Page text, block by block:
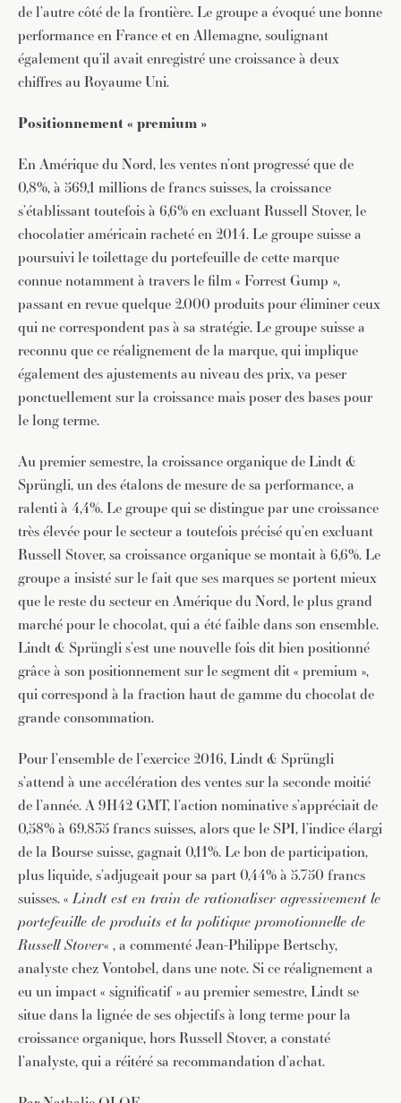
de l’autre côté de la frontière. Le groupe a évoqué une bonne
performance en France et en Allemagne, soulignant
également qu’il avait enregistré une croissance à deux
chiffres au Royaume Uni.
Positionnement « premium »
En Amérique du Nord, les ventes n’ont progressé que de
0,8%, à 569,1 millions de francs suisses, la croissance
s’établissant toutefois à 6,6% en excluant Russell Stover, le
chocolatier américain racheté en 2014. Le groupe suisse a
poursuivi le toilettage du portefeuille de cette marque
connue notamment à travers le film « Forrest Gump »,
passant en revue quelque 2.000 produits pour éliminer ceux
qui ne correspondent pas à sa stratégie. Le groupe suisse a
reconnu que ce réalignement de la marque, qui implique
également des ajustements au niveau des prix, va peser
ponctuellement sur la croissance mais poser des bases pour
le long terme.
Au premier semestre, la croissance organique de Lindt &
Sprüngli, un des étalons de mesure de sa performance, a
ralenti à 4,4%. Le groupe qui se distingue par une croissance
très élevée pour le secteur a toutefois précisé qu’en excluant
Russell Stover, sa croissance organique se montait à 6,6%. Le
groupe a insisté sur le fait que ses marques se portent mieux
que le reste du secteur en Amérique du Nord, le plus grand
marché pour le chocolat, qui a été faible dans son ensemble.
Lindt & Sprüngli s’est une nouvelle fois dit bien positionné
grâce à son positionnement sur le segment dit « premium »,
qui correspond à la fraction haut de gamme du chocolat de
grande consommation.
Pour l’ensemble de l’exercice 2016, Lindt & Sprüngli
s’attend à une accélération des ventes sur la seconde moitié
de l’année. A 9H42 GMT, l’action nominative s’appréciait de
0,58% à 69.835 francs suisses, alors que le SPI, l’indice élargi
de la Bourse suisse, gagnait 0,11%. Le bon de participation,
plus liquide, s’adjugeait pour sa part 0,44% à 5.750 francs
suisses. «Lindt est en train de rationaliser agressivement le
portefeuille de produits et la politique promotionnelle de
Russell Stover« , a commenté Jean-Philippe Bertschy,
analyste chez Vontobel, dans une note. Si ce réalignement a
eu un impact « significatif » au premier semestre, Lindt se
situe dans la lignée de ses objectifs à long terme pour la
croissance organique, hors Russell Stover, a constaté
l’analyste, qui a réitéré sa recommandation d’achat.